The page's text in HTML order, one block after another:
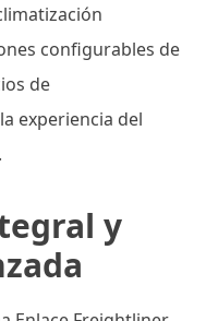
configurables de
de
experiencia del
y